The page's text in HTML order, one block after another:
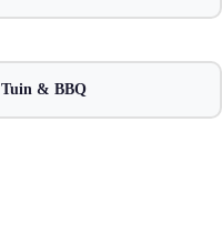
Tuin & BBQ